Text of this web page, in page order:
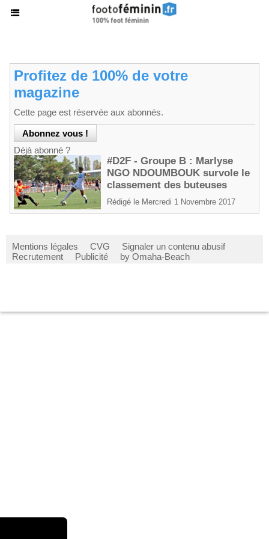
Profitez de 100% de votre
magazine
Cette page est réservée aux abonnés.
Déjà abonné ?
#D2F - Groupe B : Marlyse
NGO NDOUMBOUK survole le
classement des buteuses
Rédigé le Mercredi 1 Novembre 2017
Mentions légales CVG
Signaler un contenu abusif
Recrutement
Publicité by Omaha-Beach